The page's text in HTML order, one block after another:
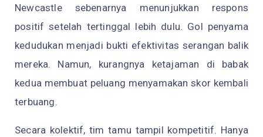
Newcastle sebenarnya menunjukkan respons
positif setelah tertinggal lebih dulu. Gol penyama
kedudukan menjadi bukti efektivitas serangan balik
mereka. Namun, kurangnya ketajaman di babak
kedua membuat peluang menyamakan skor kembali
terbuang.
Secara kolektif, tim tamu tampil kompetitif. Hanya